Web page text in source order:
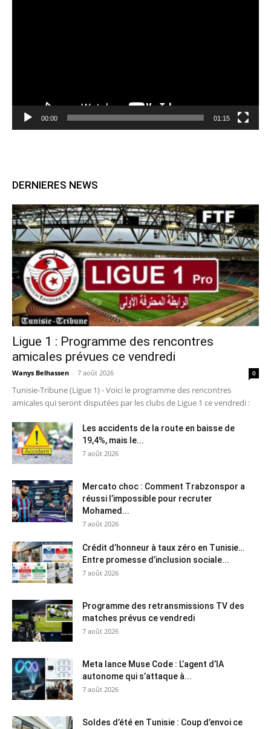
00:00 01:15
DERNIERES NEWS
Ligue 1 : Programme des rencontres
amicales prévues ce vendredi
Wanys Belhassen - 7 août 2026 0
Tunisie-Tribune (Ligue 1) - Voici le programme des rencontres
amicales qui seront disputées par les clubs de Ligue 1 ce vendredi :
Les accidents de la route en baisse de
19,4%, mais le...
7 août 2026
Mercato choc : Comment Trabzonspor a
réussi l’impossible pour recruter
Mohamed...
7 août 2026
Crédit d’honneur à taux zéro en Tunisie…
Entre promesse d’inclusion sociale...
7 août 2026
Programme des retransmissions TV des
matches prévus ce vendredi
7 août 2026
Meta lance Muse Code : L’agent d’IA
autonome qui s’attaque à...
7 août 2026
Soldes d’été en Tunisie : Coup d’envoi ce